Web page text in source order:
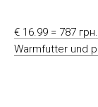
€ 16.99 = 787
Warmfutter und